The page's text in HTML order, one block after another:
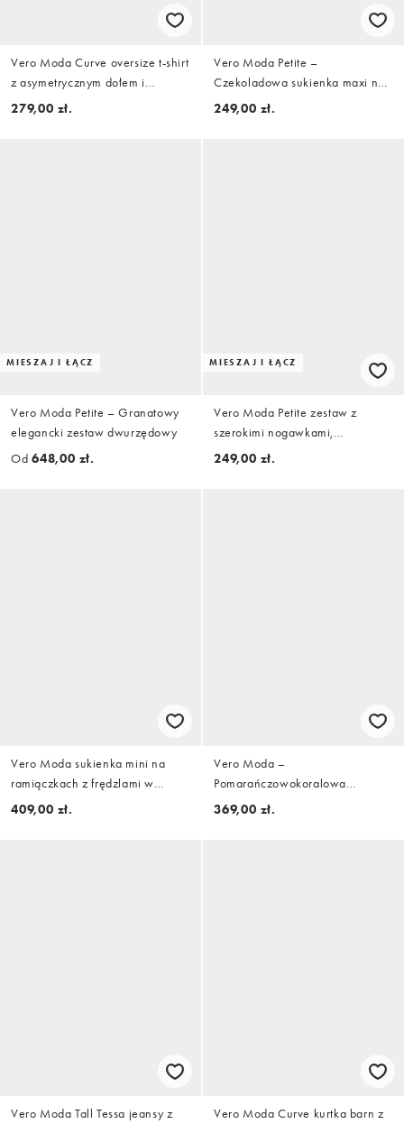
Vero Moda Curve oversize t-shirt
z asymetrycznym dołem i
koronkowym wykończeniem w
279,00 zł.
Vero Moda Petite –
Czekoladowa sukienka maxi na
ramiączkach, w groszki, z
249,00 zł.
MIESZAJ I ŁĄCZ
Vero Moda Petite – Granatowy
elegancki zestaw dwurzędowy
Od 648,00 zł.
MIESZAJ I ŁĄCZ
Vero Moda Petite zestaw z
szerokimi nogawkami,
dopasowane spodnie w
249,00 zł.
Vero Moda sukienka mini na
ramiączkach z frędzlami w
kolorze czekoladowobrązowym
409,00 zł.
Vero Moda –
Pomarańczowokoralowa
satynowa sukienka maxi bez
369,00 zł.
Vero Moda Tall Tessa jeansy z
Vero Moda Curve kurtka barn z